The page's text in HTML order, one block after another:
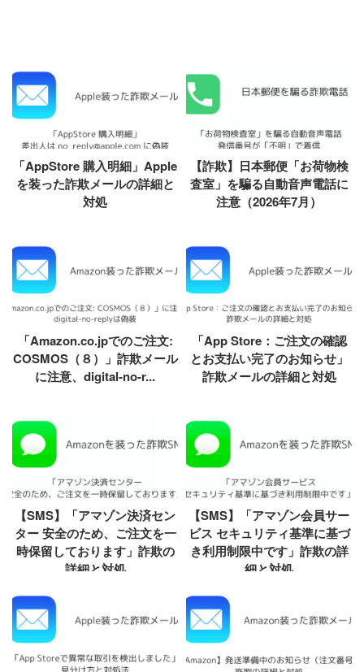
「AppStore 購入明細」Apple
を装った詐欺メールの詳細と
対処
【詐欺】日本郵便「お荷物検
査室」を騙る自動音声電話に
注意（2026年7月）
「Amazon.co.jpでのご注文:
COSMOS（８）」詐欺メール
に注意、digital-no-r...
「App Store：ご注文の確認
とお支払い完了のお知らせ」
詐欺メールの詳細と対処
【SMS】「アマゾン決済セン
ター 安全のため、ご注文を一
時保留しております」詐欺の
詳細と対処
【SMS】「アマゾン会員サー
ビス セキュリティ基準に基づ
き利用制限中です」詐欺の詳
細と対処